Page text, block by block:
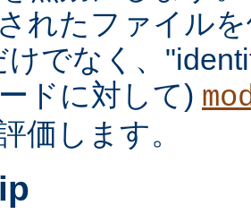
れたファイル
けでなく、
ドに対して)
価します。